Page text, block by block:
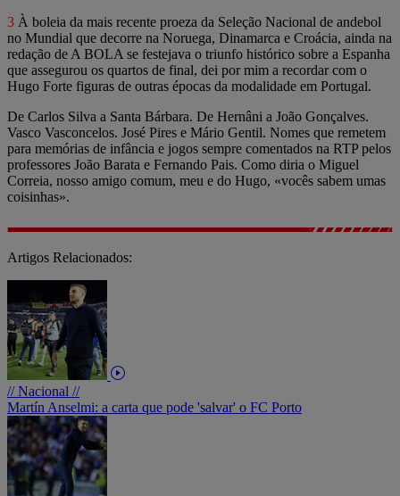
3 À boleia da mais recente proeza da Seleção Nacional de andebol
no Mundial que decorre na Noruega, Dinamarca e Croácia, ainda na
redação de A BOLA se festejava o triunfo histórico sobre a Espanha
que assegurou os quartos de final, dei por mim a recordar com o
Hugo Forte figuras de outras épocas da modalidade em Portugal.
De Carlos Silva a Santa Bárbara. De Hernâni a João Gonçalves.
Vasco Vasconcelos. José Pires e Mário Gentil. Nomes que remetem
para memórias de infância e jogos sempre comentados na RTP pelos
professores João Barata e Fernando Pais. Como diria o Miguel
Correia, nosso amigo comum, meu e do Hugo, «vocês sabem umas
coisinhas».
Artigos Relacionados:
// Nacional //
Martín Anselmi: a carta que pode 'salvar' o FC Porto